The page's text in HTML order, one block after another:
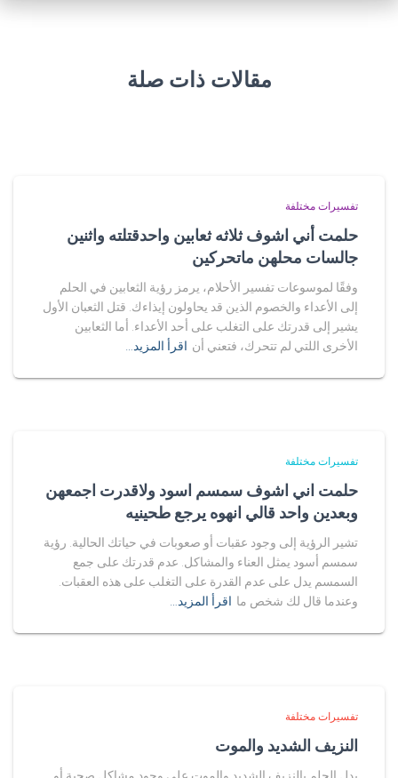
مقالات ذات صلة
تفسيرات مختلفة
حلمت أني اشوف ثلاثه ثعابين واحدقتلته واثنين
جالسات محلهن ماتحركين
وفقًا لموسوعات تفسير الأحلام، يرمز رؤية الثعابين في الحلم
إلى الأعداء والخصوم الذين قد يحاولون إيذاءك. قتل الثعبان الأول
يشير إلى قدرتك على التغلب على أحد الأعداء. أما الثعابين
الأخرى اللتي لم تتحرك، فتعني أن اقرأ المزيد…
تفسيرات مختلفة
حلمت اني اشوف سمسم اسود ولاقدرت اجمعهن
وبعدين واحد قالي انهوه يرجع طحينيه
تشير الرؤية إلى وجود عقبات أو صعوبات في حياتك الحالية. رؤية
سمسم أسود يمثل العناء والمشاكل. عدم قدرتك على جمع
السمسم يدل على عدم القدرة على التغلب على هذه العقبات.
وعندما قال لك شخص ما اقرأ المزيد…
تفسيرات مختلفة
النزيف الشديد والموت